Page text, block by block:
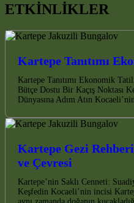
ETKİNLİKLER
Kartepe Tanıtımı
Kartepe Tanıtımı Ekonomik
Bütçe Dostu Bir Kaçış Noktası
Dünyasına Adım Atın
Kartepe Gezi
ve Çevresi
Kartepe’nin Saklı Cenneti:
Keşfedin Kocaeli’nin incisi